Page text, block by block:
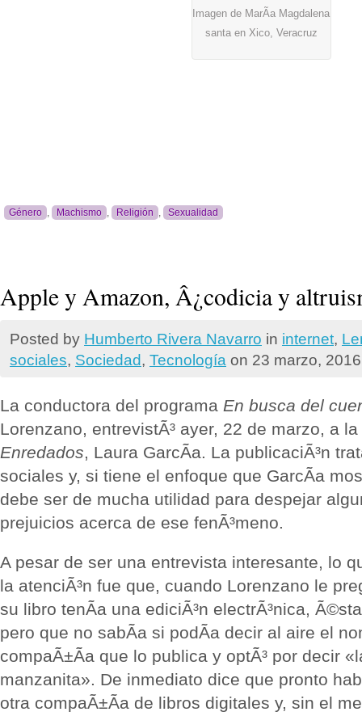
Imagen de MarÃ­a Magdalena
santa en Xico, Veracruz
Género , Machismo , Religión , Sexualidad
Apple y Amazon, Â¿codicia y
Posted by Humberto Rivera Navarro in internet,
sociales, Sociedad, Tecnologí­a on 23 marzo, 2016
La conductora del programa En busca del
Lorenzano, entrevistÃ³ ayer, 22 de marzo, a
Enredados, Laura GarcÃ­a. La publicaciÃ³n
sociales y, si tiene el enfoque que GarcÃ­a
debe ser de mucha utilidad para despejar
prejuicios acerca de ese fenÃ³meno.
A pesar de ser una entrevista interesante, lo
la atenciÃ³n fue que, cuando Lorenzano le
su libro tenÃ­a una ediciÃ³n electrÃ³nica,
pero que no sabÃ­a si podÃ­a decir al aire el
compaÃ±Ã­a que lo publica y optÃ³ por decir
manzanita». De inmediato dice que pronto
otra compaÃ±Ã­a de libros digitales y, sin el